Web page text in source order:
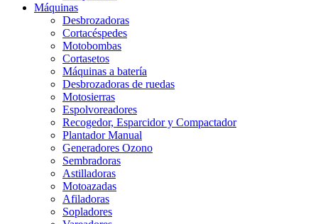
Máquinas
Desbrozadoras
Cortacéspedes
Motobombas
Cortasetos
Máquinas a batería
Desbrozadoras de ruedas
Motosierras
Espolvoreadores
Recogedor, Esparcidor y Compactador
Plantador Manual
Generadores Ozono
Sembradoras
Astilladoras
Motoazadas
Afiladoras
Sopladores